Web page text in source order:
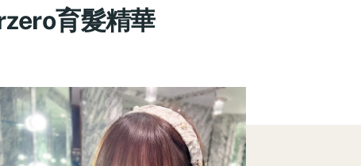
育髮精華